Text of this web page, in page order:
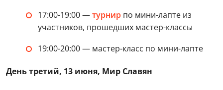
17:00-19:00 —турнир по мини-лапте из
участников, прошедших мастер-классы
19:00-20:00 — мастер-класс по мини-лапте
День третий, 13 июня, Мир Славян